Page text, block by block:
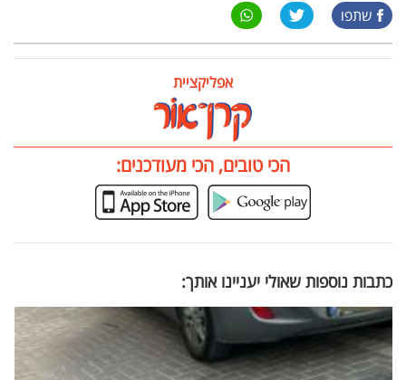
שתפו
אפליקציית
הכי טובים, הכי מעודכנים:
כתבות נוספות שאולי יעניינו אותך: